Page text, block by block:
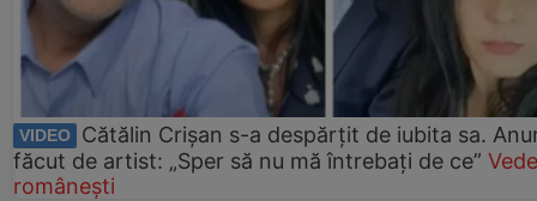
VIDEO
Cătălin Crișan s-a despărțit de iubita sa.
făcut de artist: „Sper să nu mă întrebați de ce”
românești